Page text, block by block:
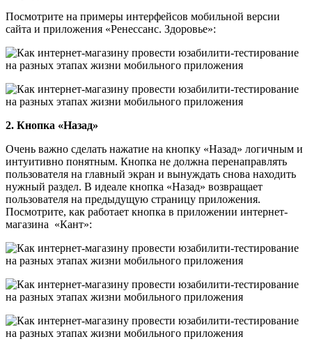
Посмотрите на примеры интерфейсов мобильной версии
сайта и приложения «Ренессанс. Здоровье»:
2. Кнопка «Назад»
Очень важно сделать нажатие на кнопку «Назад» логичным и
интуитивно понятным. Кнопка не должна перенаправлять
пользователя на главный экран и вынуждать снова находить
нужный раздел. В идеале кнопка «Назад» возвращает
пользователя на предыдущую страницу приложения.
Посмотрите, как работает кнопка в приложении интернет-
магазина «Кант»: